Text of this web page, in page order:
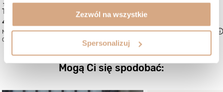
Zezwól na wszystkie
Spersonalizuj
(37)
Torba damska skórzana
499 zł
Najniższa cena:589 zł-15%
Cena regularna:
(2)
Najniższa cena:669 zł-25%
Mogą Ci się spodobać: